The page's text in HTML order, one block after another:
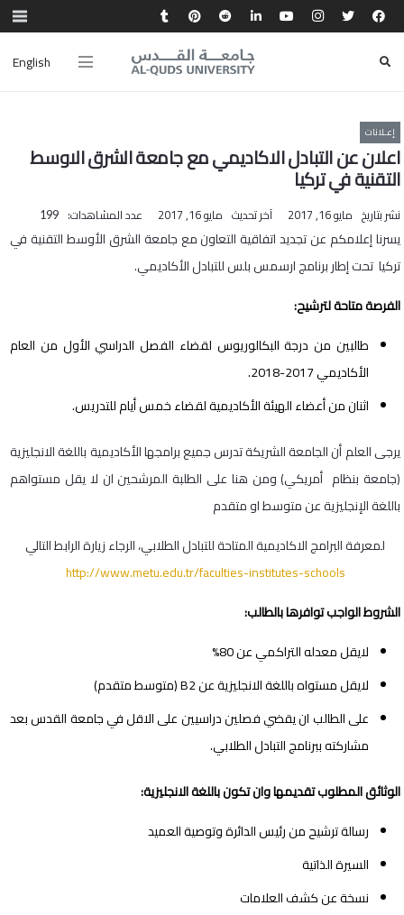
English
إعـلانات
اعلان عن التبادل الاكاديمي مع جامعة الشرق الاوسط
التقنية في تركيا
نشر بتاريخ مايو 16, 2017 آخر تحديث مايو 16, 2017 عدد المشاهدات: 199
يسرنا إعلامكم عن تجديد اتفاقية التعاون مع جامعة الشرق الأوسط التقنية في
تركيا تحت إطار برنامج ارسمس بلس للتبادل الأكاديمي.
الفرصة متاحة لترشيح:
طالبين من درجة البكالوريوس لقضاء الفصل الدراسي الأول من العام
الأكاديمي 2017-2018.
اثنان من أعضاء الهيئة الأكاديمية لقضاء خمس أيام للتدريس.
يرجى العلم أن الجامعة الشريكة تدرس جميع برامجها الأكاديمية باللغة الانجليزية
(جامعة بنظام أمريكي) ومن هنا على الطلبة المرشحين ان لا يقل مستواهم
باللغة الإنجليزية عن متوسط او متقدم
لمعرفة البرامج الاكاديمية المتاحة للتبادل الطلابي، الرجاء زيارة الرابط التالي
http://www.metu.edu.tr/faculties-institutes-schools
الشروط الواجب توافرها بالطالب:
لايقل معدله التراكمي عن 80%
لايقل مستواه باللغة الانجليزية عن B2 (متوسط متقدم)
على الطالب ان يقضي فصلين دراسيين على الاقل في جامعة القدس بعد
مشاركته ببرنامج التبادل الطلابي.
الوثائق المطلوب تقديمها وان تكون باللغة الانجليزية:
رسالة ترشيح من رئيس الدائرة وتوصية العميد
السيرة الذاتية
نسخة عن كشف العلامات